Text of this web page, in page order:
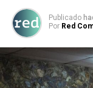
Publicado
Por Red